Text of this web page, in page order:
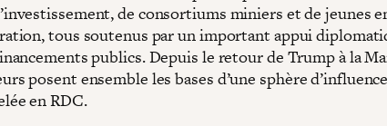
de consortiums miniers et de jeunes
tous soutenus par un important appui
publics. Depuis le retour de Trump à la
posent ensemble les bases d’une sphère
en RDC.